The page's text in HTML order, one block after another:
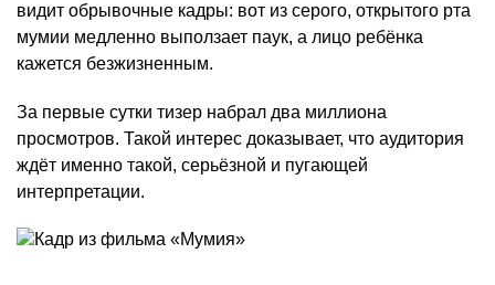
видит обрывочные кадры: вот из серого, открытого рта
мумии медленно выползает паук, а лицо ребёнка
кажется безжизненным.
За первые сутки тизер набрал два миллиона
просмотров. Такой интерес доказывает, что аудитория
ждёт именно такой, серьёзной и пугающей
интерпретации.